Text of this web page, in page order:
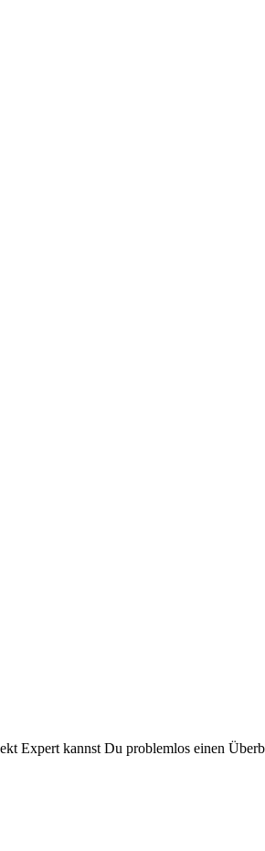
Expert kannst Du problemlos einen